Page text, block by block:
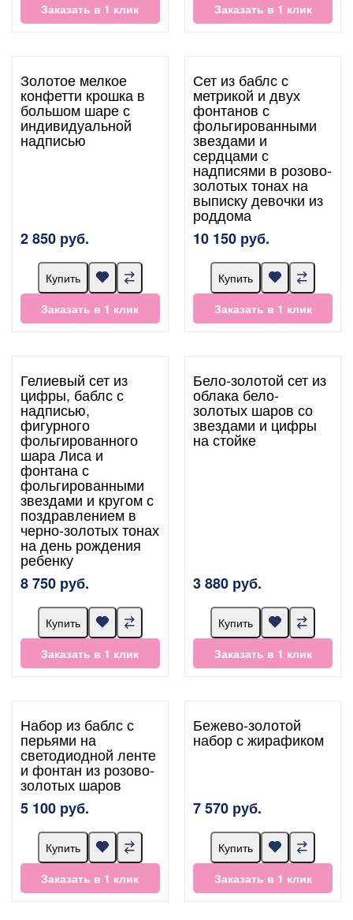
Заказать в 1 клик Заказать в 1 клик
Золотое мелкое
конфетти крошка в
большом шаре с
индивидуальной
надписью
2 850 руб.
Купить
Заказать в 1 клик
Сет из баблс с
метрикой и двух
фонтанов с
фольгированными
звездами и
сердцами с
надписями в розово-
золотых тонах на
выписку девочки из
роддома
10 150 руб.
Купить
Заказать в 1 клик
Гелиевый сет из
цифры, баблс с
надписью,
фигурного
фольгированного
шара Лиса и
фонтана с
фольгированными
звездами и кругом с
поздравлением в
черно-золотых тонах
на день рождения
ребенку
8 750 руб.
Купить
Заказать в 1 клик
Бело-золотой сет из
облака бело-
золотых шаров со
звездами и цифры
на стойке
3 880 руб.
Купить
Заказать в 1 клик
Набор из баблс с
перьями на
светодиодной ленте
и фонтан из розово-
золотых шаров
5 100 руб.
Купить
Заказать в 1 клик
Бежево-золотой
набор с жирафиком
7 570 руб.
Купить
Заказать в 1 клик